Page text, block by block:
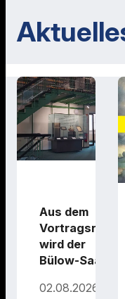
Aus dem
Vortragsraum
wird der
Bülow-Saal
02.08.2026